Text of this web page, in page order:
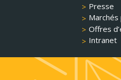
Presse
Marchés
Offres
Intranet